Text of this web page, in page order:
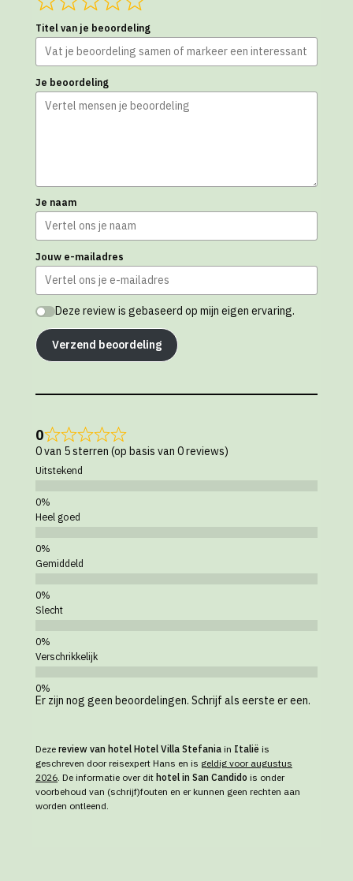
Titel van je beoordeling
Je beoordeling
Je naam
Jouw e-mailadres
Deze review is gebaseerd op mijn eigen ervaring.
Verzend beoordeling
0
0 van 5 sterren (op basis van 0 reviews)
Uitstekend
Heel goed
Gemiddeld
Slecht
Verschrikkelijk
Er zijn nog geen beoordelingen. Schrijf als eerste er een.
Deze review van hotel Hotel Villa Stefania in Italië is
geschreven door reisexpert Hans en is geldig voor augustus
2026 . De informatie over dit hotel in San Candido is onder
voorbehoud van (schrijf)fouten en er kunnen geen rechten aan
worden ontleend.